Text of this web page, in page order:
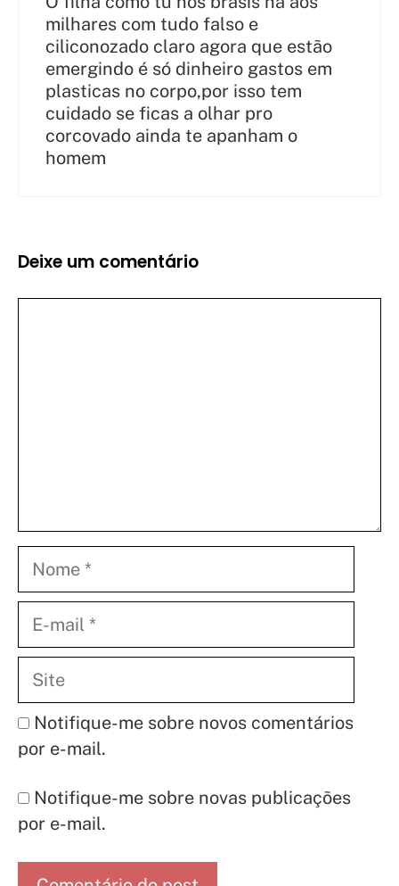
milhares com tudo falso e
ciliconozado claro agora que estão
emergindo é só dinheiro gastos em
plasticas no corpo,por isso tem
cuidado se ficas a olhar pro
corcovado ainda te apanham o
homem
Deixe um comentário
mail
Notifique-me sobre novos comentários
por e-mail.
Notifique-me sobre novas publicações
por e-mail.